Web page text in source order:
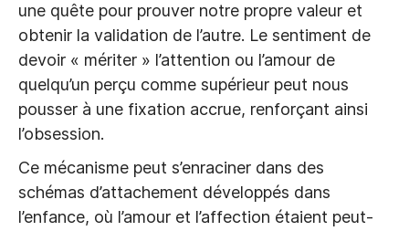
une quête pour prouver notre propre valeur et
obtenir la validation de l’autre. Le sentiment de
devoir « mériter » l’attention ou l’amour de
quelqu’un perçu comme supérieur peut nous
pousser à une fixation accrue, renforçant ainsi
l’obsession.
Ce mécanisme peut s’enraciner dans des
schémas d’attachement développés dans
l’enfance, où l’amour et l’affection étaient peut-